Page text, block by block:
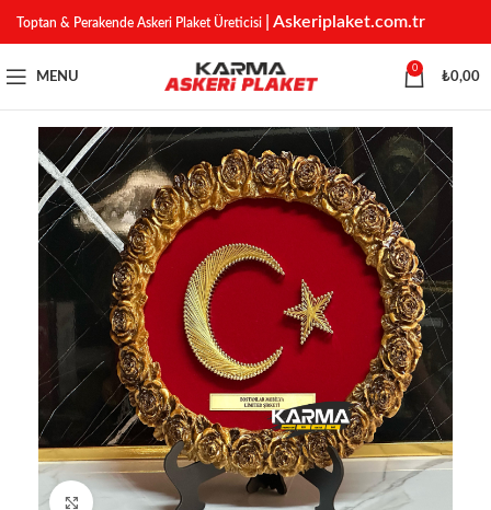
Toptan & Perakende Askeri Plaket Üreticisi | Askeriplaket.com.tr
MENU
0
₺0,00
Click to enlarge